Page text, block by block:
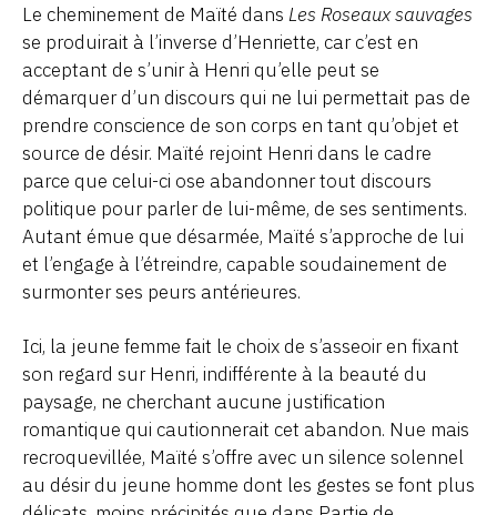
Le cheminement de Maïté dans Les Roseaux sauvages
se produirait à l’inverse d’Henriette, car c’est en
acceptant de s’unir à Henri qu’elle peut se
démarquer d’un discours qui ne lui permettait pas de
prendre conscience de son corps en tant qu’objet et
source de désir. Maïté rejoint Henri dans le cadre
parce que celui-ci ose abandonner tout discours
politique pour parler de lui-même, de ses sentiments.
Autant émue que désarmée, Maïté s’approche de lui
et l’engage à l’étreindre, capable soudainement de
surmonter ses peurs antérieures.
Ici, la jeune femme fait le choix de s’asseoir en fixant
son regard sur Henri, indifférente à la beauté du
paysage, ne cherchant aucune justification
romantique qui cautionnerait cet abandon. Nue mais
recroquevillée, Maïté s’offre avec un silence solennel
au désir du jeune homme dont les gestes se font plus